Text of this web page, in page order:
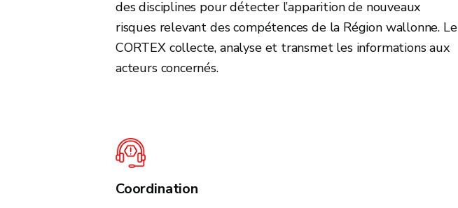
des disciplines pour détecter l’apparition de nouveaux
risques relevant des compétences de la Région wallonne. Le
CORTEX collecte, analyse et transmet les informations aux
acteurs concernés.
Coordination